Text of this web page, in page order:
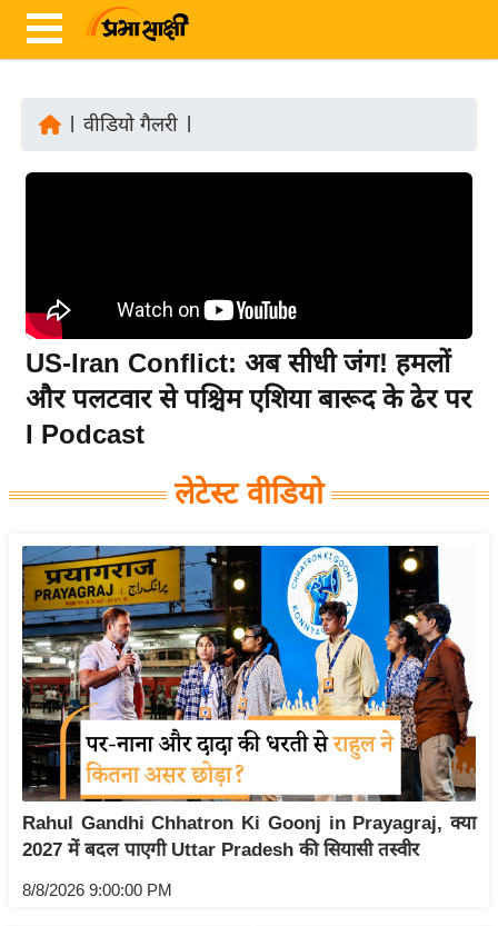
रा
ष्ट्री
य
अं
ष्ट्री
बि
ज़
ने
स
उ
द्यो
ग
ज
ग
त
वि
शे
वीडियो गैलरी
US-Iran Conflict: अब सीधी जंग! हमलों
और पलटवार से पश्चिम एशिया बारूद के ढेर पर
I Podcast
लेटेस्ट वीडियो
Rahul Gandhi Chhatron Ki Goonj in Prayagraj, क्या
2027 में बदल पाएगी Uttar Pradesh की सियासी तस्वीर
8/8/2026 9:00:00 PM